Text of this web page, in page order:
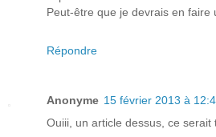
Peut-être que je devrais en faire
Répondre
Anonyme 15 février 2013 à
Ouiii, un article dessus, ce serait